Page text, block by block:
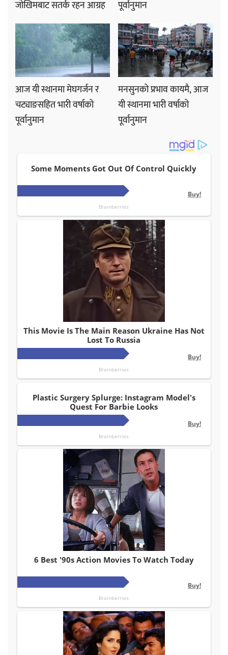
जोखिमबाट सतर्क रहन आग्रह पूर्वानुमान
आज यी स्थानमा मेघगर्जन र
चट्याङसहित भारी वर्षाको
पूर्वानुमान
मनसुनको प्रभाव कायमै, आज
यी स्थानमा भारी वर्षाको
पूर्वानुमान